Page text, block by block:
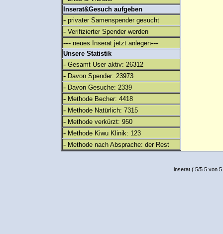
Inserat&Gesuch aufgeben
- privater Samenspender gesucht
- Verifizierter Spender werden
--- neues Inserat jetzt anlegen---
Unsere Statistik
- Gesamt User aktiv: 26312
- Davon Spender: 23973
- Davon Gesuche: 2339
- Methode Becher: 4418
- Methode Natürlich: 7315
- Methode verkürzt: 950
- Methode Kiwu Klinik: 123
- Methode nach Absprache: der Rest
inserat( 5/5 5 von 5